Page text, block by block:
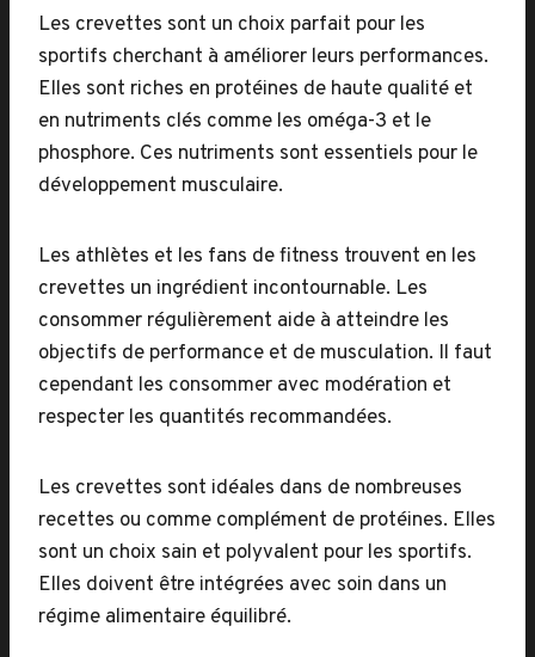
Les crevettes sont un choix parfait pour les
sportifs cherchant à améliorer leurs performances.
Elles sont riches en protéines de haute qualité et
en nutriments clés comme les oméga-3 et le
phosphore. Ces nutriments sont essentiels pour le
développement musculaire.
Les athlètes et les fans de fitness trouvent en les
crevettes un ingrédient incontournable. Les
consommer régulièrement aide à atteindre les
objectifs de performance et de musculation. Il faut
cependant les consommer avec modération et
respecter les quantités recommandées.
Les crevettes sont idéales dans de nombreuses
recettes ou comme complément de protéines. Elles
sont un choix sain et polyvalent pour les sportifs.
Elles doivent être intégrées avec soin dans un
régime alimentaire équilibré.